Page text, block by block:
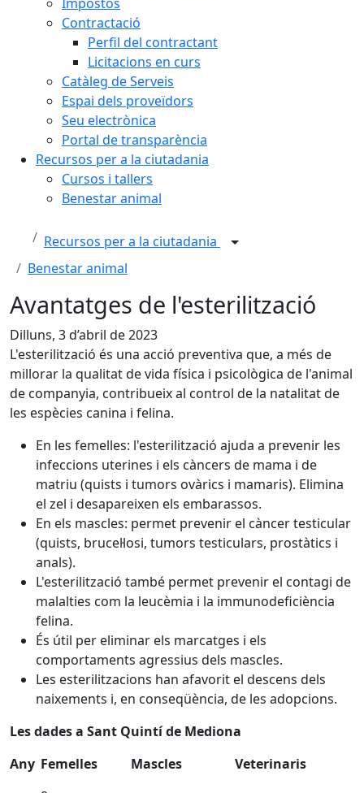
Contractació
Perfil del contractant
Licitacions en curs
Catàleg de Serveis
Espai dels proveïdors
Seu electrònica
Portal de transparència
Recursos per a la ciutadania
Cursos i tallers
Benestar animal
Recursos per a la ciutadania
Benestar animal
Avantatges de l'esterilització
Dilluns, 3 d’abril de 2023
L'esterilització és una acció preventiva que, a més de
millorar la qualitat de vida física i psicològica de l'animal
de companyia, contribueix al control de la natalitat de
les espècies canina i felina.
En les femelles: l'esterilització ajuda a prevenir les
infeccions uterines i els càncers de mama i de
matriu (quists i tumors ovàrics i mamaris). Elimina
el zel i desapareixen els embarassos.
En els mascles: permet prevenir el càncer testicular
(quists, brucel·losi, tumors testiculars, prostàtics i
anals).
L'esterilització també permet prevenir el contagi de
malalties com la leucèmia i la immunodeficiència
felina.
És útil per eliminar els marcatges i els
comportaments agressius dels mascles.
Les esterilitzacions han afavorit el descens dels
naixements i, en conseqüència, de les adopcions.
Les dades a Sant Quintí de Mediona
Any Femelles Mascles
Veterinaris